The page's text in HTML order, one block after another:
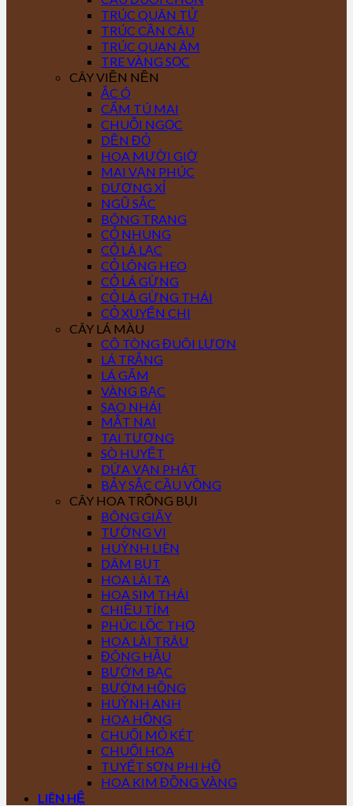
TRÚC QUÂN TỬ
TRÚC CẦN CÂU
TRÚC QUAN ÂM
TRE VÀNG SỌC
CÂY VIỀN NỀN
ẮC Ó
CẨM TÚ MAI
CHUỖI NGỌC
DỀN ĐỎ
HOA MƯỜI GIỜ
MAI VẠN PHÚC
DƯƠNG XỈ
NGŨ SẮC
BÔNG TRANG
CỎ NHUNG
CỎ LÁ LẠC
CỎ LÔNG HEO
CỎ LÁ GỪNG
CỎ LÁ GỪNG THÁI
CỎ XUYẾN CHI
CÂY LÁ MÀU
CÔ TÒNG ĐUÔI LƯƠN
LÁ TRẮNG
LÁ GẤM
VÀNG BẠC
SAO NHÁI
MẮT NAI
TAI TƯỢNG
SÒ HUYẾT
DỨA VẠN PHÁT
BẢY SẮC CẦU VỒNG
CÂY HOA TRỒNG BỤI
BÔNG GIẤY
TƯỜNG VI
HUỲNH LIÊN
DÂM BỤT
HOA LÀI TA
HOA SIM THÁI
CHIỀU TÍM
PHÚC LỘC THỌ
HOA LÀI TRÂU
ĐÔNG HẦU
BƯỚM BẠC
BƯỚM HỒNG
HUỲNH ANH
HOA HỒNG
CHUỐI MỎ KÉT
CHUỐI HOA
TUYẾT SƠN PHI HỒ
HOA KIM ĐỒNG VÀNG
LIÊN HỆ